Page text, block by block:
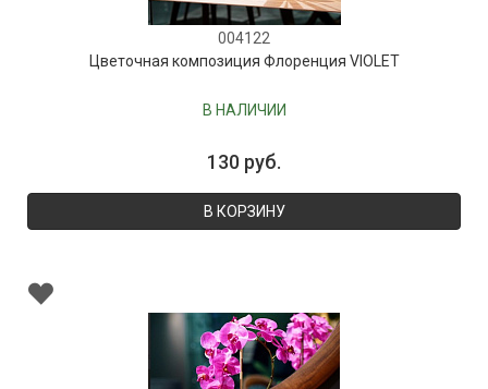
004122
Цветочная композиция Флоренция VIOLET
В НАЛИЧИИ
130 руб.
В КОРЗИНУ